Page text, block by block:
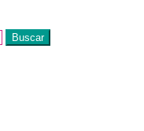
Buscar